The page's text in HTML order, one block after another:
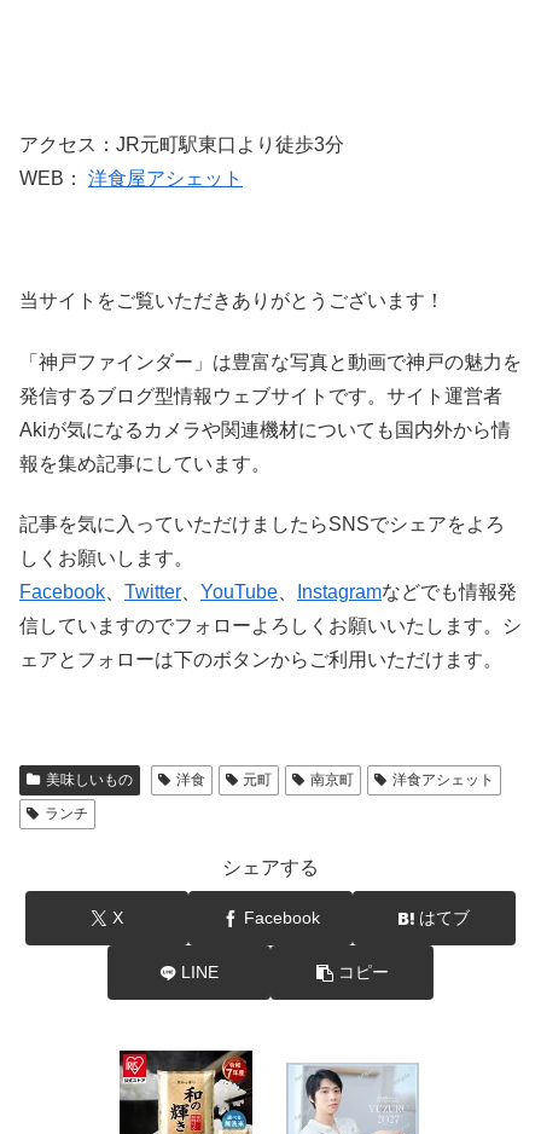
アクセス：JR元町駅東口より徒歩3分
WEB： 洋食屋アシェット
当サイトをご覧いただきありがとうございます！
「神戸ファインダー」は豊富な写真と動画で神戸の魅力を
発信するブログ型情報ウェブサイトです。サイト運営者
Akiが気になるカメラや関連機材についても国内外から情
報を集め記事にしています。
記事を気に入っていただけましたらSNSでシェアをよろ
しくお願いします。
Facebook
Twitter YouTube Instagramなどでも情報発
信していますのでフォローよろしくお願いいたします。シ
ェアとフォローは下のボタンからご利用いただけます。
美味しいもの 洋食 元町 南京町
洋食アシェット
ランチ
シェアする
X Facebook はてブ
LINE コピー